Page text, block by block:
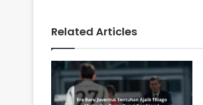
Related Articles